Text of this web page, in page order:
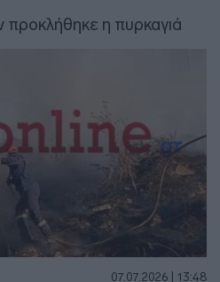
προκλήθηκε η πυρκαγιά
07.07.2026 | 13:48